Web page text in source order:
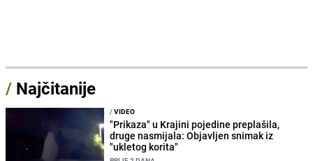
/ Najčitanije
/VIDEO
"Prikaza" u Krajini pojedine preplašila,
druge nasmijala: Objavljen snimak iz
"ukletog korita"